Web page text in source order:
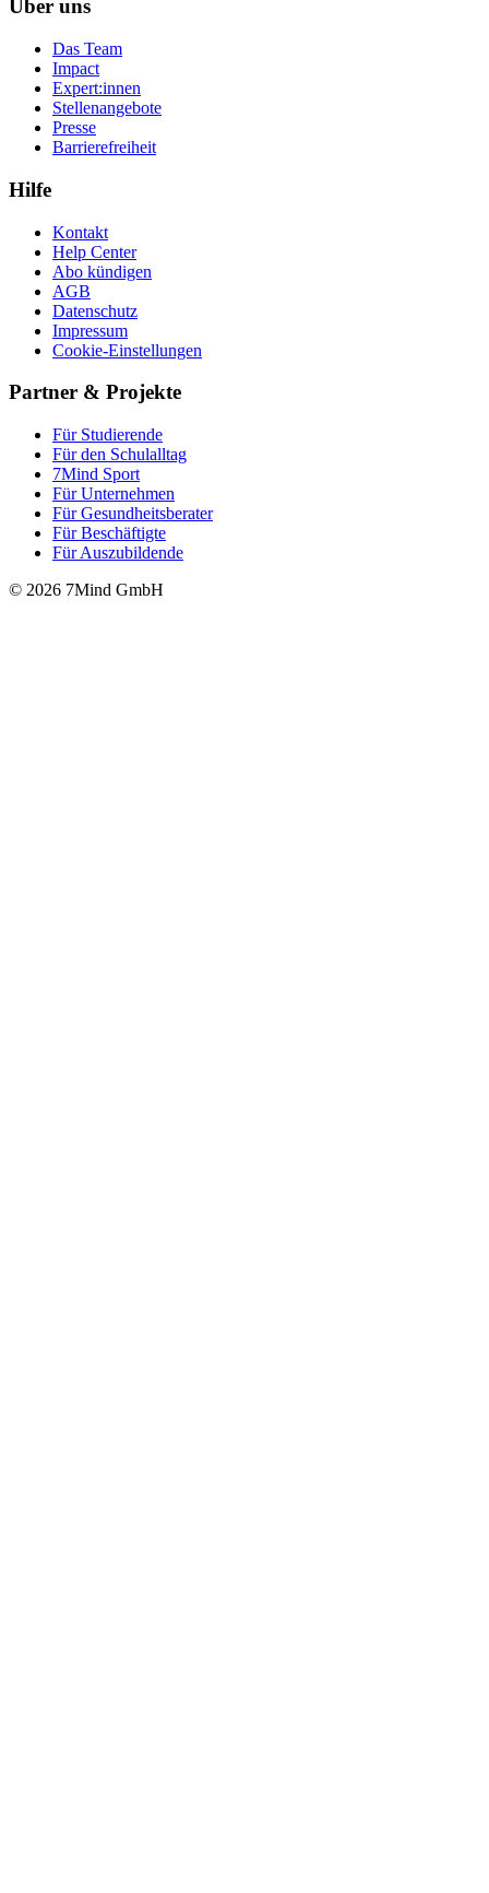
Über uns
Das Team
Impact
Expert:innen
Stellenangebote
Presse
Barrierefreiheit
Hilfe
Kontakt
Help Center
Abo kündigen
AGB
Datenschutz
Impressum
Cookie-Einstellungen
Partner & Projekte
Für Stu­die­rende
Für den Schulalltag
7Mind Sport
Für Unter­neh­men
Für Gesund­heits­be­ra­ter
Für Beschäftigte
Für Auszubildende
© 2026 7Mind GmbH